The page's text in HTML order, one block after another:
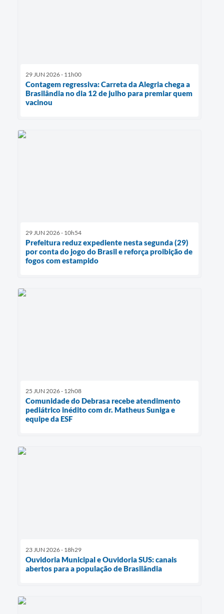
29 JUN 2026 - 11h00
Contagem regressiva: Carreta da Alegria chega a
Brasilândia no dia 12 de julho para premiar quem
vacinou
29 JUN 2026 - 10h54
Prefeitura reduz expediente nesta segunda (29)
por conta do jogo do Brasil e reforça proibição de
fogos com estampido
25 JUN 2026 - 12h08
Comunidade do Debrasa recebe atendimento
pediátrico inédito com dr. Matheus Suniga e
equipe da ESF
23 JUN 2026 - 18h29
Ouvidoria Municipal e Ouvidoria SUS: canais
abertos para a população de Brasilândia